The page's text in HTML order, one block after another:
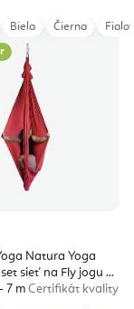
Tmavomodrá
Natura Yoga
sieť na Fly jogu a
7 m Certifikát kvality
Biela Čierna